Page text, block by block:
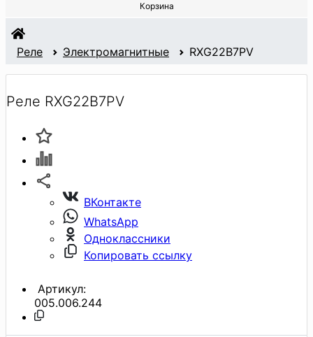
Корзина
Реле Электромагнитные RXG22B7PV
Реле RXG22B7PV
ВКонтакте
WhatsApp
Одноклассники
Копировать ссылку
Артикул:
005.006.244